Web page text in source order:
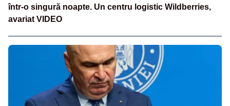
într-o singură noapte. Un centru logistic Wildberries,
avariat VIDEO